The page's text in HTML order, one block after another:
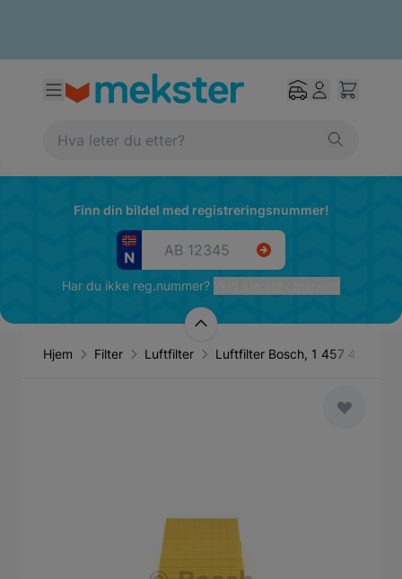
Finn din bildel med registreringsnummer!
Har du ikke reg.nummer?
Hjem Filter Luftfilter Luftfilter Bosch, 1 457 433 608